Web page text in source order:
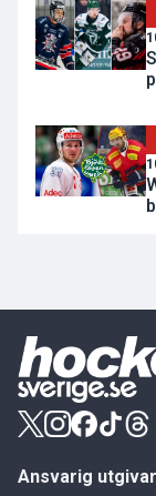
Ansvarig